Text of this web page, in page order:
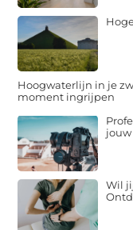
Hoogwaterlijn in je
moment ingrijpen
Wil